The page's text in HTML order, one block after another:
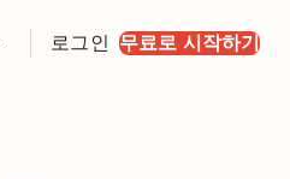
로그인 무료로 시작하기